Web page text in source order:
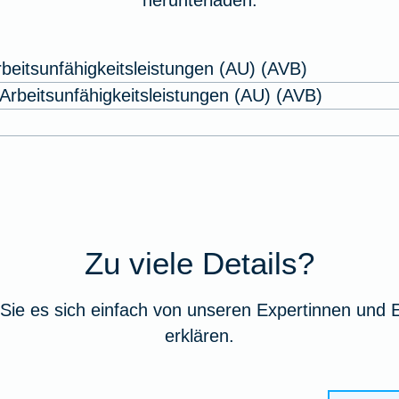
(AU) (AVB)
(AU) (AVB)
Zu viele Details?
es sich einfach von unseren Expertinnen und
erklären.